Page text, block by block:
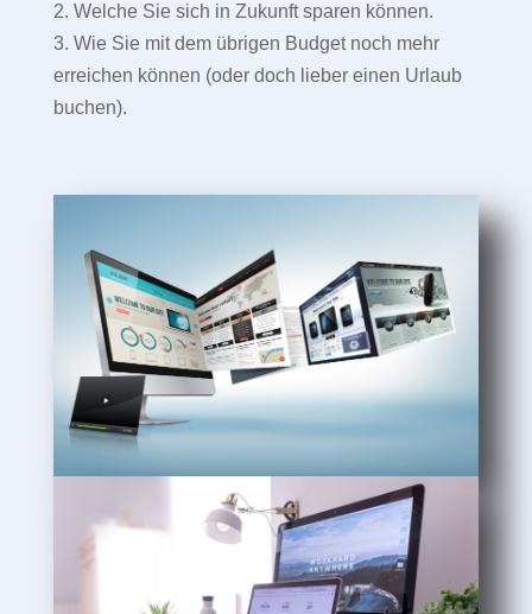
2. Welche Sie sich in Zukunft sparen können.
3. Wie Sie mit dem übrigen Budget noch mehr
erreichen können (oder doch lieber einen Urlaub
buchen).